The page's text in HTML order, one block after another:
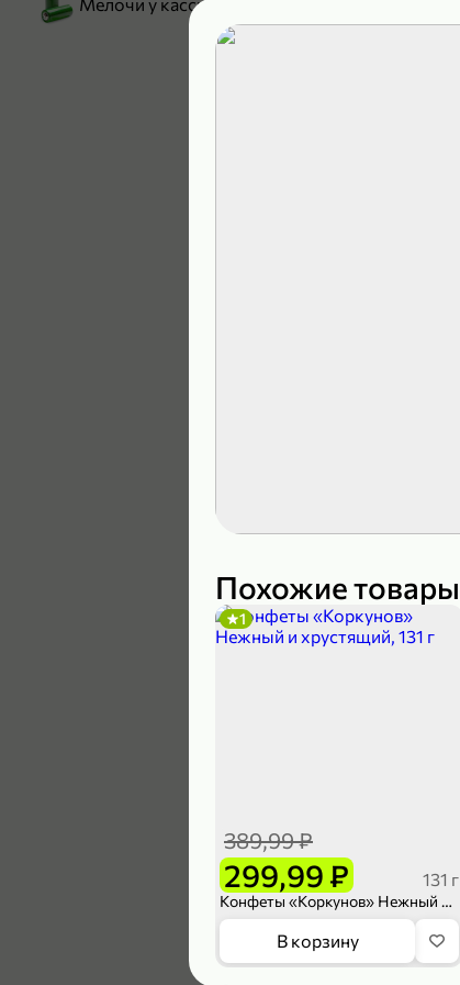
Похожие товары
299,99 ₽
389,99 ₽
131 г
Конфеты «Коркунов» Нежный и хрустящий, 131 г
1
В корзину
119,99 ₽
В корзину
83,99 ₽
104,99 ₽